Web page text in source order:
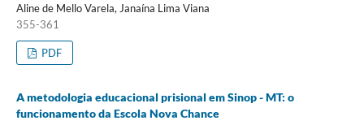
Aline de Mello Varela, Janaína Lima Viana
355-361
PDF
A metodologia educacional prisional em Sinop - MT: o
funcionamento da Escola Nova Chance